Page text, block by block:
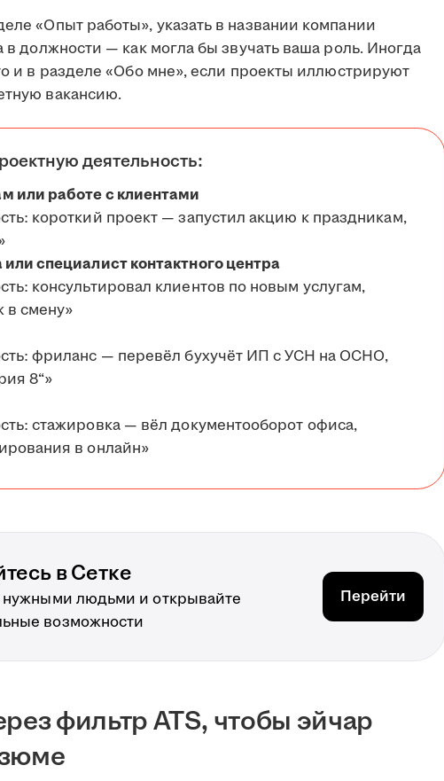
«Опыт работы», указать в названии компании
в должности — как могла бы звучать ваша роль. Иногда
и в разделе «Обо мне», если проекты иллюстрируют
вакансию.
деятельность:
или работе с клиентами
короткий проект — запустил акцию к праздникам,
специалист контактного центра
консультировал клиентов по новым услугам,
в смену»
фриланс — перевёл бухучёт ИП с УСН на ОСНО,
8“»
стажировка — вёл документооборот офиса,
в онлайн»
в Сетке
нужными людьми и открывайте
возможности
Перейти
фильтр ATS, чтобы эйчар